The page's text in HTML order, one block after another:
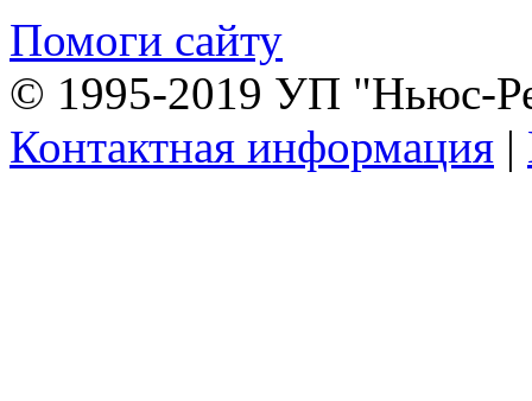
Помоги сайту
© 1995-2019 УП "Ньюс-
Контактная информация |